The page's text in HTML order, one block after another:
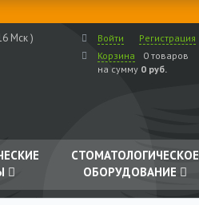
Мск ) Войти
Регистрация
Корзина
0 товаров
на сумму 0 руб.
СТОМАТОЛОГИЧЕСКОЕ
ОБОРУДОВАНИЕ